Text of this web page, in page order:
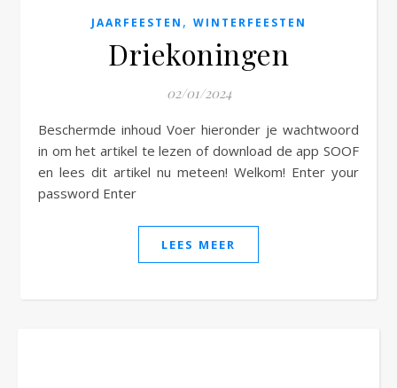
JAARFEESTEN , WINTERFEESTEN
Driekoningen
02/01/2024
Beschermde inhoud Voer hieronder je wachtwoord
in om het artikel te lezen of download de app SOOF
en lees dit artikel nu meteen! Welkom! Enter your
password Enter
LEES MEER